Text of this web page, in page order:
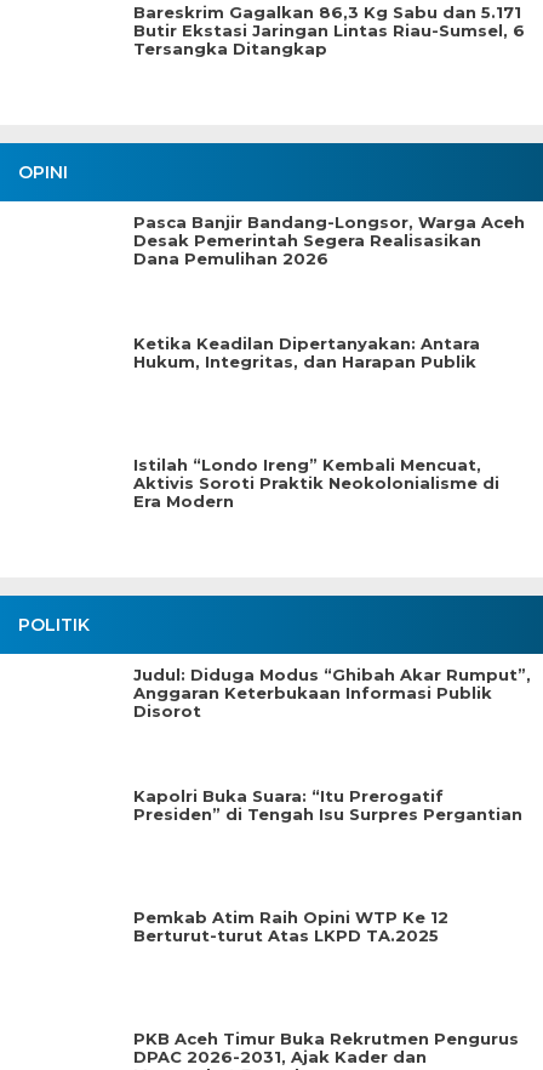
Bareskrim Gagalkan 86,3 Kg Sabu dan 5.171
Butir Ekstasi Jaringan Lintas Riau-Sumsel, 6
Tersangka Ditangkap
OPINI
Pasca Banjir Bandang-Longsor, Warga Aceh
Desak Pemerintah Segera Realisasikan
Dana Pemulihan 2026
Ketika Keadilan Dipertanyakan: Antara
Hukum, Integritas, dan Harapan Publik
Istilah “Londo Ireng” Kembali Mencuat,
Aktivis Soroti Praktik Neokolonialisme di
Era Modern
POLITIK
Judul: Diduga Modus “Ghibah Akar Rumput”,
Anggaran Keterbukaan Informasi Publik
Disorot
Kapolri Buka Suara: “Itu Prerogatif
Presiden” di Tengah Isu Surpres Pergantian
Pemkab Atim Raih Opini WTP Ke 12
Berturut-turut Atas LKPD TA.2025
PKB Aceh Timur Buka Rekrutmen Pengurus
DPAC 2026-2031, Ajak Kader dan